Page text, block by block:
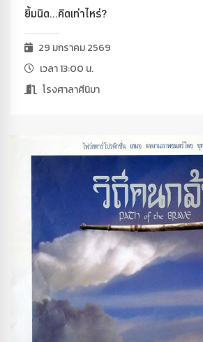
ยิ้มนิด...คิดเท่าไหร่?
29 มกราคม 2569
เวลา 13:00 น.
โรงศาลาศีนิมา